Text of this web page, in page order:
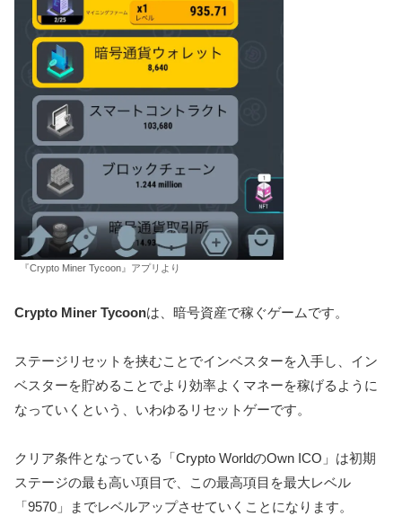
『Crypto Miner Tycoon』アプリより
Crypto Miner Tycoonは、暗号資産で稼ぐゲームです。
ステージリセットを挟むことでインベスターを入手し、イン
ベスターを貯めることでより効率よくマネーを稼げるように
なっていくという、いわゆるリセットゲーです。
クリア条件となっている「Crypto WorldのOwn ICO」は初期
ステージの最も高い項目で、この最高項目を最大レベル
「9570」までレベルアップさせていくことになります。